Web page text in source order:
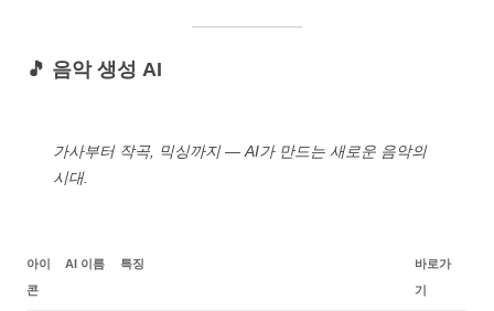
🎵 음악 생성 AI
가사부터 작곡, 믹싱까지 — AI가 만드는 새로운 음악의
시대.
아이
콘
AI 이름 특징
바로가
기